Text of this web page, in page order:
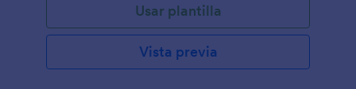
Usar plantilla
Vista previa